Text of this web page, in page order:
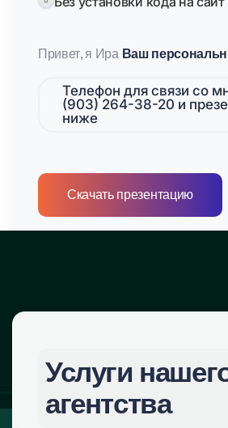
Привет, я ИраВаш
Телефон для связи со
(903) 264-38-20 и
ниже
Скачать презентацию
Услуги
агентства